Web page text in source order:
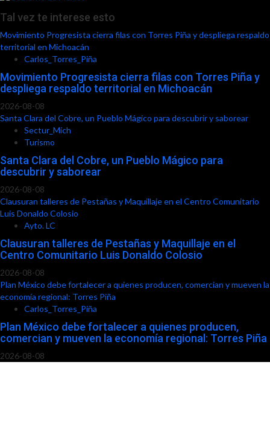
Tal vez te interese esto
Movimiento Progresista cierra filas con Torres Piña y despliega respaldo
territorial en Michoacán
Carlos_Torres_Piña
Movimiento Progresista cierra filas con Torres Piña y
despliega respaldo territorial en Michoacán
2026-08-08
Santa Clara del Cobre, un Pueblo Mágico para descubrir y saborear
Sectur_Mich
Turismo
Santa Clara del Cobre, un Pueblo Mágico para
descubrir y saborear
2026-08-08
Clausuran talleres de Pestañas y Maquillaje en el Centro Comunitario
Luis Donaldo Colosio
Ayto. LC
Clausuran talleres de Pestañas y Maquillaje en el
Centro Comunitario Luis Donaldo Colosio
2026-08-08
Plan México debe fortalecer a quienes producen, comercian y mueven la
economía regional: Torres Piña
Carlos_Torres_Piña
Plan México debe fortalecer a quienes producen,
comercian y mueven la economía regional: Torres Piña
2026-08-08